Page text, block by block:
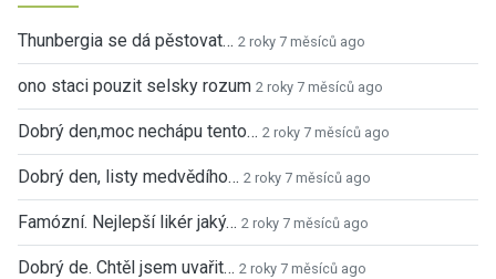
Thunbergia se dá pěstovat… 2 roky 7 měsíců ago
ono staci pouzit selsky rozum 2 roky 7 měsíců ago
Dobrý den,moc nechápu tento… 2 roky 7 měsíců ago
Dobrý den, listy medvědího… 2 roky 7 měsíců ago
Famózní. Nejlepší likér jaký… 2 roky 7 měsíců ago
Dobrý de. Chtěl jsem uvařit… 2 roky 7 měsíců ago